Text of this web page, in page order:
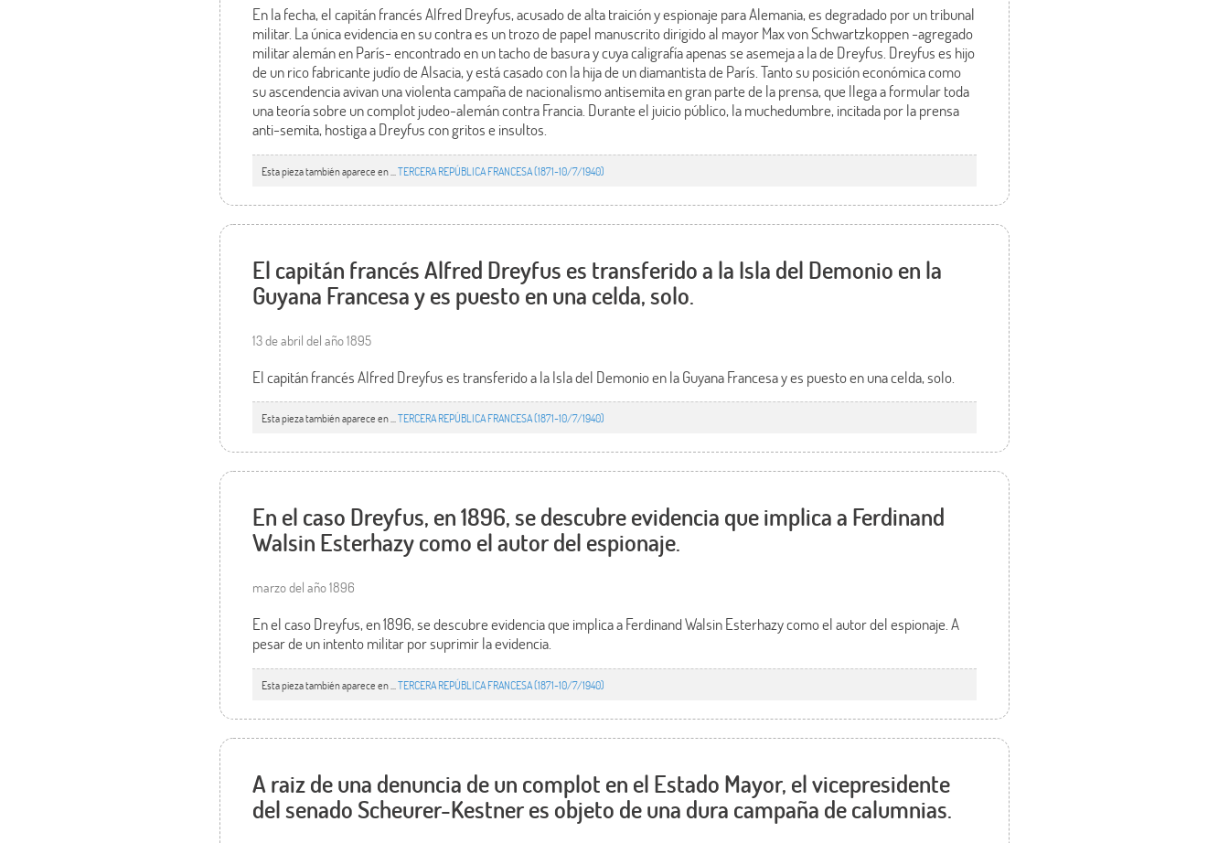
En la fecha, el capitán francés Alfred Dreyfus, acusado de alta traición y espionaje para Alemania, es degradado por un tribunal
militar. La única evidencia en su contra es un trozo de papel manuscrito dirigido al mayor Max von Schwartzkoppen -agregado
militar alemán en París- encontrado en un tacho de basura y cuya caligrafía apenas se asemeja a la de Dreyfus. Dreyfus es hijo
de un rico fabricante judío de Alsacia, y está casado con la hija de un diamantista de París. Tanto su posición económica como
su ascendencia avivan una violenta campaña de nacionalismo antisemita en gran parte de la prensa, que llega a formular toda
una teoría sobre un complot judeo-alemán contra Francia. Durante el juicio público, la muchedumbre, incitada por la prensa
anti-semita, hostiga a Dreyfus con gritos e insultos.
Esta pieza también aparece en ...TERCERA REPÚBLICA FRANCESA (1871-10/7/1940)
El capitán francés Alfred Dreyfus es transferido a la Isla del Demonio en la
Guyana Francesa y es puesto en una celda, solo.
13 de abril del año 1895
El capitán francés Alfred Dreyfus es transferido a la Isla del Demonio en la Guyana Francesa y es puesto en una celda, solo.
Esta pieza también aparece en ...TERCERA REPÚBLICA FRANCESA (1871-10/7/1940)
En el caso Dreyfus, en 1896, se descubre evidencia que implica a Ferdinand
Walsin Esterhazy como el autor del espionaje.
marzo del año 1896
En el caso Dreyfus, en 1896, se descubre evidencia que implica a Ferdinand Walsin Esterhazy como el autor del espionaje. A
pesar de un intento militar por suprimir la evidencia.
Esta pieza también aparece en ...TERCERA REPÚBLICA FRANCESA (1871-10/7/1940)
A raiz de una denuncia de un complot en el Estado Mayor, el vicepresidente
del senado Scheurer-Kestner es objeto de una dura campaña de calumnias.